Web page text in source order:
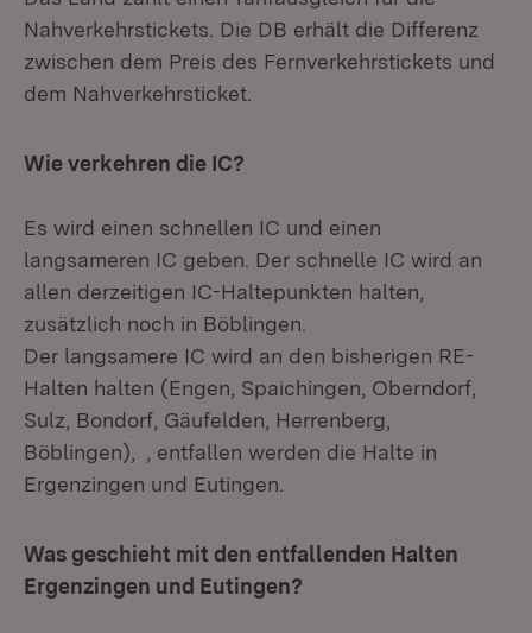
Nahverkehrstickets. Die DB erhält die Differenz
zwischen dem Preis des Fernverkehrstickets und
dem Nahverkehrsticket.
Wie verkehren die IC?
Es wird einen schnellen IC und einen
langsameren IC geben. Der schnelle IC wird an
allen derzeitigen IC-Haltepunkten halten,
zusätzlich noch in Böblingen.
Der langsamere IC wird an den bisherigen RE-
Halten halten (Engen, Spaichingen, Oberndorf,
Sulz, Bondorf, Gäufelden, Herrenberg,
Böblingen), , entfallen werden die Halte in
Ergenzingen und Eutingen.
Was geschieht mit den entfallenden Halten
Ergenzingen und Eutingen?